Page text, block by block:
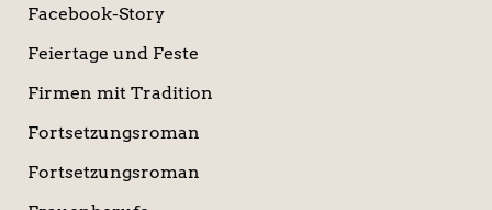
Facebook-Story
Feiertage und Feste
Firmen mit Tradition
Fortsetzungsroman
Fortsetzungsroman